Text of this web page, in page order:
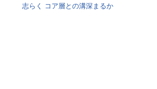
志らく コア層との溝深まるか